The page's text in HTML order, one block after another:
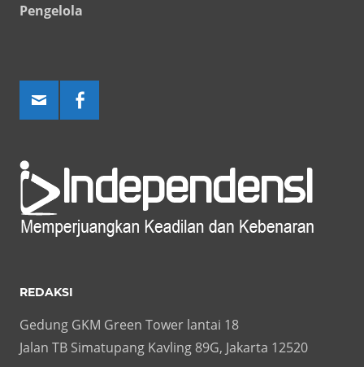
Pengelola
REDAKSI
Gedung GKM Green Tower lantai 18
Jalan TB Simatupang Kavling 89G, Jakarta 12520